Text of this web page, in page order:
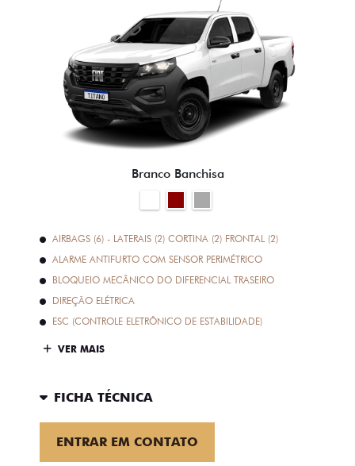
Branco Banchisa
AIRBAGS (6) - LATERAIS (2) CORTINA (2) FRONTAL (2)
ALARME ANTIFURTO COM SENSOR PERIMÉTRICO
BLOQUEIO MECÂNICO DO DIFERENCIAL TRASEIRO
DIREÇÃO ELÉTRICA
ESC (CONTROLE ELETRÔNICO DE ESTABILIDADE)
VER MAIS
FICHA TÉCNICA
ENTRAR EM CONTATO